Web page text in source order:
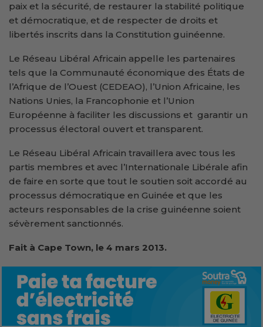
paix et la sécurité, de restaurer la stabilité politique
et démocratique, et de respecter de droits et
libertés inscrits dans la Constitution guinéenne.
Le Réseau Libéral Africain appelle les partenaires
tels que la Communauté économique des États de
l’Afrique de l’Ouest (CEDEAO), l’Union Africaine, les
Nations Unies, la Francophonie et l’Union
Européenne à faciliter les discussions et garantir un
processus électoral ouvert et transparent.
Le Réseau Libéral Africain travaillera avec tous les
partis membres et avec l’Internationale Libérale afin
de faire en sorte que tout le soutien soit accordé au
processus démocratique en Guinée et que les
acteurs responsables de la crise guinéenne soient
sévèrement sanctionnés.
Fait à Cape Town, le 4 mars 2013.